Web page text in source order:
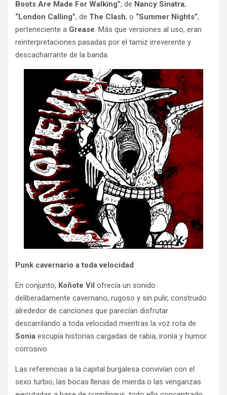
Boots Are Made For Walking”, de Nancy Sinatra;
“London Calling”, de The Clash; o “Summer Nights”,
perteneciente a Grease. Más que versiones al uso, eran
reinterpretaciones pasadas por el tamiz irreverente y
descacharrante de la banda.
Punk cavernario a toda velocidad
En conjunto, Koñote Vil ofrecía un sonido
deliberadamente cavernario, rugoso y sin pulir, construido
alrededor de canciones que parecían disfrutar
descarrilando a toda velocidad mientras la voz rota de
Sonia escupía historias cargadas de rabia, ironía y humor
corrosivo.
Las referencias a la capital burgalesa convivían con el
sexo turbio, las bocas llenas de mierda o las venganzas